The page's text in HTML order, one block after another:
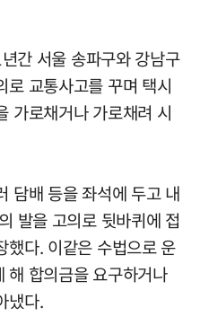
간 서울 송파구와 강남구
교통사고를 꾸며 택시
가로채거나 가로채려 시
담배 등을 좌석에 두고 내
발을 고의로 뒷바퀴에 접
했다. 이같은 수법으로 운
해 합의금을 요구하거나
냈다.